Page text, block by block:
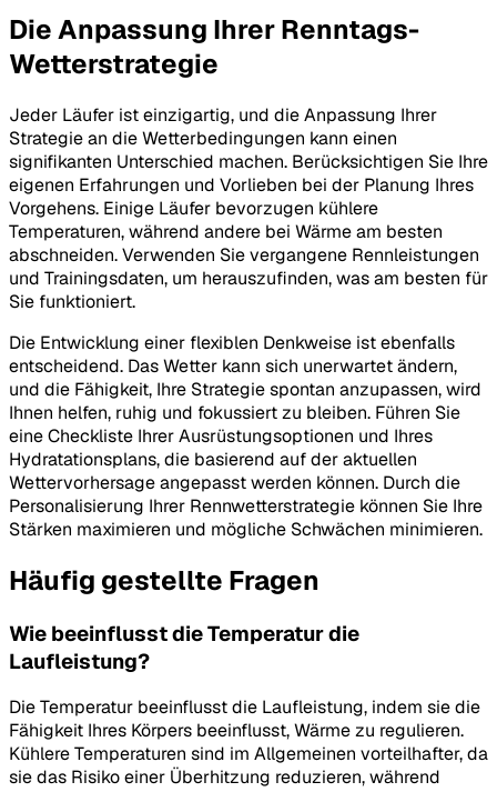
Die Anpassung Ihrer Renntags-
Wetterstrategie
Jeder Läufer ist einzigartig, und die Anpassung Ihrer
Strategie an die Wetterbedingungen kann einen
signifikanten Unterschied machen. Berücksichtigen Sie Ihre
eigenen Erfahrungen und Vorlieben bei der Planung Ihres
Vorgehens. Einige Läufer bevorzugen kühlere
Temperaturen, während andere bei Wärme am besten
abschneiden. Verwenden Sie vergangene Rennleistungen
und Trainingsdaten, um herauszufinden, was am besten für
Sie funktioniert.
Die Entwicklung einer flexiblen Denkweise ist ebenfalls
entscheidend. Das Wetter kann sich unerwartet ändern,
und die Fähigkeit, Ihre Strategie spontan anzupassen, wird
Ihnen helfen, ruhig und fokussiert zu bleiben. Führen Sie
eine Checkliste Ihrer Ausrüstungsoptionen und Ihres
Hydratationsplans, die basierend auf der aktuellen
Wettervorhersage angepasst werden können. Durch die
Personalisierung Ihrer Rennwetterstrategie können Sie Ihre
Stärken maximieren und mögliche Schwächen minimieren.
Häufig gestellte Fragen
Wie beeinflusst die Temperatur die
Laufleistung?
Die Temperatur beeinflusst die Laufleistung, indem sie die
Fähigkeit Ihres Körpers beeinflusst, Wärme zu regulieren.
Kühlere Temperaturen sind im Allgemeinen vorteilhafter, da
sie das Risiko einer Überhitzung reduzieren, während